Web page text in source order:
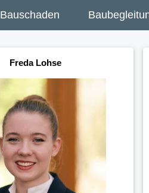
Bauschaden
Freda Lohse